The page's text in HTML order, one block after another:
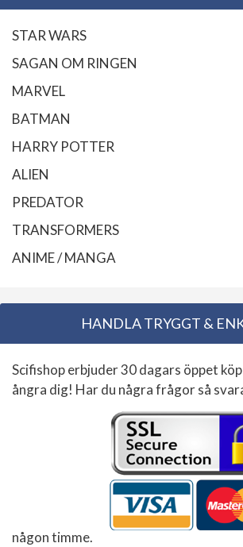
STAR WARS
SAGAN OM RINGEN
MARVEL
BATMAN
HARRY POTTER
ALIEN
PREDATOR
TRANSFORMERS
ANIME / MANGA
HANDLA TRYGGT &
Scifishop erbjuder 30 dagars öppet
ångra dig! Har du några frågor så
någon timme.